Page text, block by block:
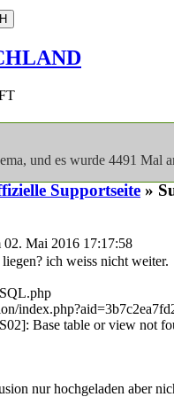
und es wurde 4491 Mal
Supportseite »
02. Mai 2016 17:17:58
ich weiss nicht weiter.
Base table or view not
nur hochgeladen aber